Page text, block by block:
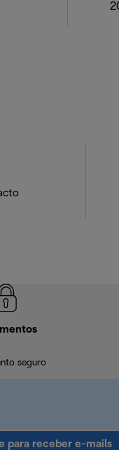
seguro
para receber e-mails